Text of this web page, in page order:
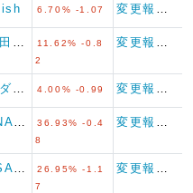
6.70% -1.07
11.62% -0.8
2
4.00% -0.99
36.93% -0.4
8
26.95% -1.1
7